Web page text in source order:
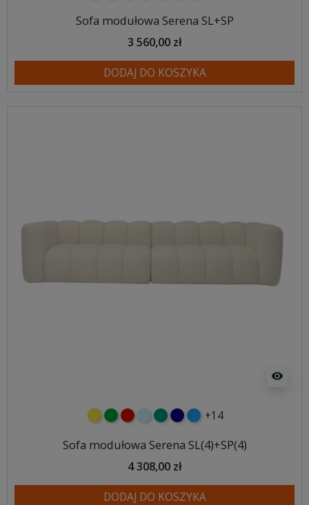
Sofa modułowa Serena SL+SP
3 560,00 zł
DODAJ DO KOSZYKA
visibility
żółtyzielonyczerwony
błękitnyturkusowy
granatowy
niebieski
+14
Sofa modułowa Serena SL(4)+SP(4)
4 308,00 zł
DODAJ DO KOSZYKA